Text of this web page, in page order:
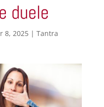
duele
8, 2025| Tantra